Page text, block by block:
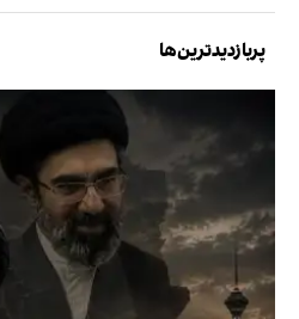
پربازدیدترین‌ها